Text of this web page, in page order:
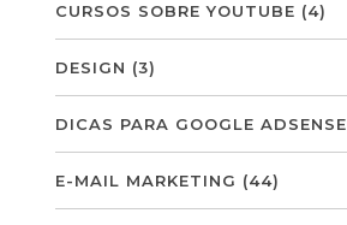
CURSOS SOBRE YOUTUBE (4)
DESIGN (3)
DICAS PARA GOOGLE ADSENSE
E-MAIL MARKETING (44)